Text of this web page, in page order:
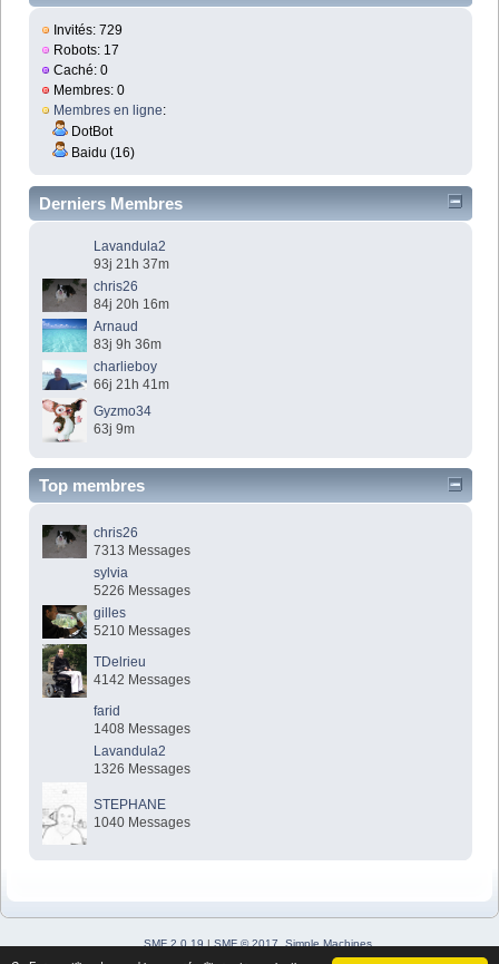
Invités: 729
Robots: 17
Caché: 0
Membres: 0
Membres en ligne:
DotBot
Baidu (16)
Derniers Membres
Lavandula2
93j 21h 37m
chris26
84j 20h 16m
Arnaud
83j 9h 36m
charlieboy
66j 21h 41m
Gyzmo34
63j 9m
Top membres
chris26
7313 Messages
sylvia
5226 Messages
gilles
5210 Messages
TDelrieu
4142 Messages
farid
1408 Messages
Lavandula2
1326 Messages
STEPHANE
1040 Messages
SMF 2.0.19 | SMF © 2017
Simple Machines
Simple Audio Video Embedder